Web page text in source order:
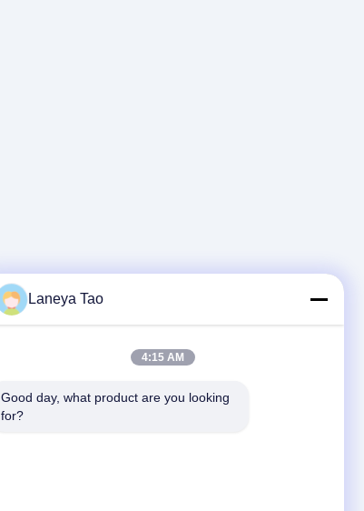
Laneya Tao
4:15 AM
Good day, what product are you looking
for?